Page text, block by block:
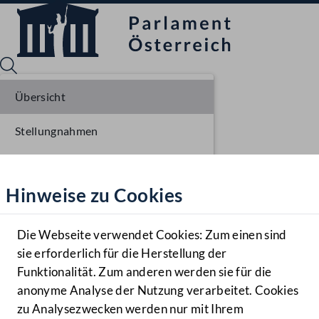
Hilfe
Benutzer
Navigationsmenü öffnen
MENÜ
Hinweise zu Cookies
Die Webseite verwendet Cookies: Zum einen sind
sie erforderlich für die Herstellung der
Funktionalität. Zum anderen werden sie für die
anonyme Analyse der Nutzung verarbeitet. Cookies
zu Analysezwecken werden nur mit Ihrem
Übersicht
Stellungnahmen